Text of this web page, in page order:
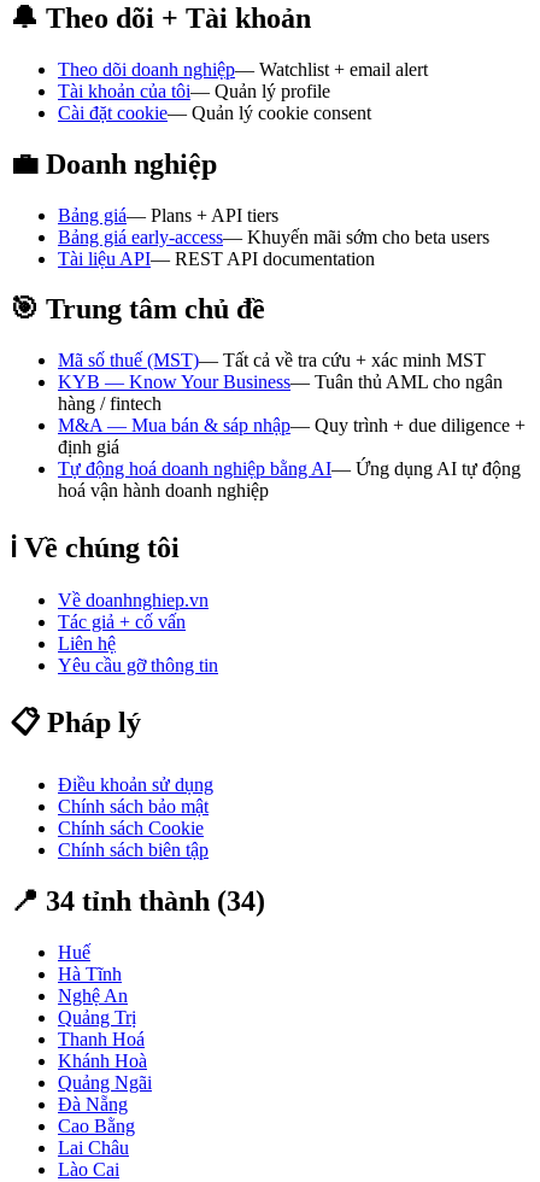
🔔 Theo dõi + Tài khoản
Theo dõi doanh nghiệp— Watchlist + email alert
Tài khoản của tôi— Quản lý profile
Cài đặt cookie— Quản lý cookie consent
💼 Doanh nghiệp
Bảng giá— Plans + API tiers
Bảng giá early-access— Khuyến mãi sớm cho beta users
Tài liệu API— REST API documentation
🎯 Trung tâm chủ đề
Mã số thuế (MST)— Tất cả về tra cứu + xác minh MST
KYB — Know Your Business— Tuân thủ AML cho ngân
hàng / fintech
M&A — Mua bán & sáp nhập— Quy trình + due diligence +
định giá
Tự động hoá doanh nghiệp bằng AI— Ứng dụng AI tự động
hoá vận hành doanh nghiệp
ℹ️ Về chúng tôi
Về doanhnghiep.vn
Tác giả + cố vấn
Liên hệ
Yêu cầu gỡ thông tin
📋 Pháp lý
Điều khoản sử dụng
Chính sách bảo mật
Chính sách Cookie
Chính sách biên tập
📍 34 tỉnh thành (34)
Huế
Hà Tĩnh
Nghệ An
Quảng Trị
Thanh Hoá
Khánh Hoà
Quảng Ngãi
Đà Nẵng
Cao Bằng
Lai Châu
Lào Cai